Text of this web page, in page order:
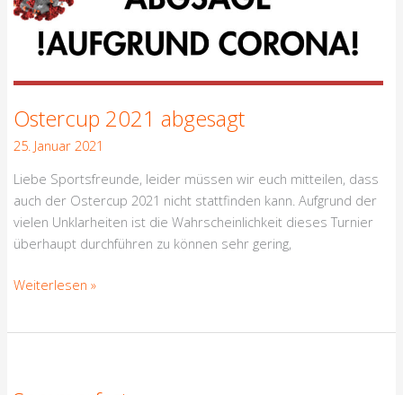
Ostercup 2021 abgesagt
25. Januar 2021
Liebe Sportsfreunde, leider müssen wir euch mitteilen, dass
auch der Ostercup 2021 nicht stattfinden kann. Aufgrund der
vielen Unklarheiten ist die Wahrscheinlichkeit dieses Turnier
überhaupt durchführen zu können sehr gering,
Weiterlesen »